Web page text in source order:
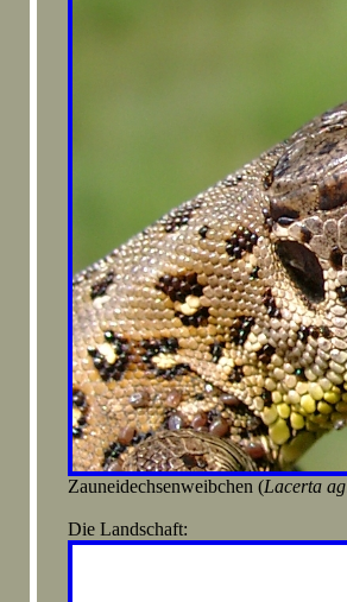
Zauneidechsenweibchen (Lacerta
Die Landschaft: